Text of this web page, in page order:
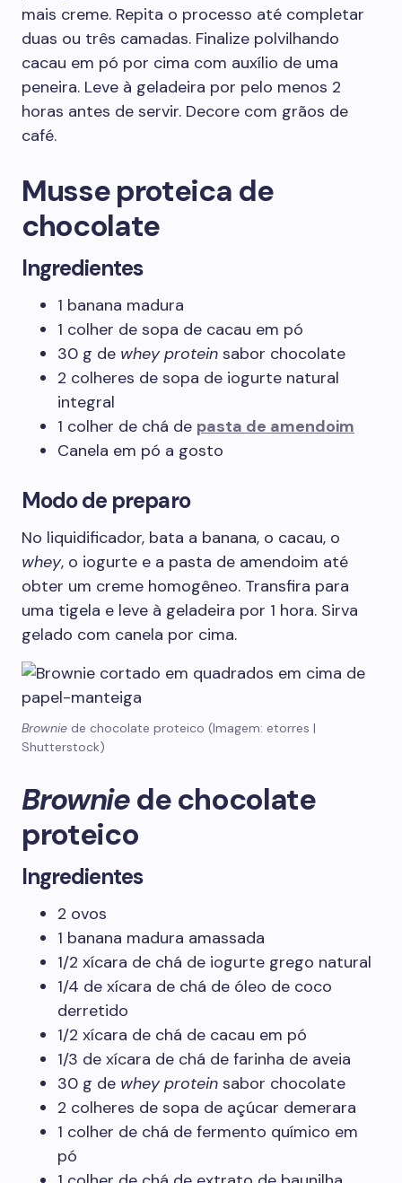
mais creme. Repita o processo até completar
duas ou três camadas. Finalize polvilhando
cacau em pó por cima com auxílio de uma
peneira. Leve à geladeira por pelo menos 2
horas antes de servir. Decore com grãos de
café.
Musse proteica de
chocolate
Ingredientes
1 banana madura
1 colher de sopa de cacau em pó
30 g de whey protein sabor chocolate
2 colheres de sopa de iogurte natural
integral
1 colher de chá de pasta de amendoim
Canela em pó a gosto
Modo de preparo
No liquidificador, bata a banana, o cacau, o
whey, o iogurte e a pasta de amendoim até
obter um creme homogêneo. Transfira para
uma tigela e leve à geladeira por 1 hora. Sirva
gelado com canela por cima.
Brownie de chocolate proteico (Imagem: etorres |
Shutterstock)
Browniede chocolate
proteico
Ingredientes
2 ovos
1 banana madura amassada
1/2 xícara de chá de iogurte grego natural
1/4 de xícara de chá de óleo de coco
derretido
1/2 xícara de chá de cacau em pó
1/3 de xícara de chá de farinha de aveia
30 g de whey protein sabor chocolate
2 colheres de sopa de açúcar demerara
1 colher de chá de fermento químico em
pó